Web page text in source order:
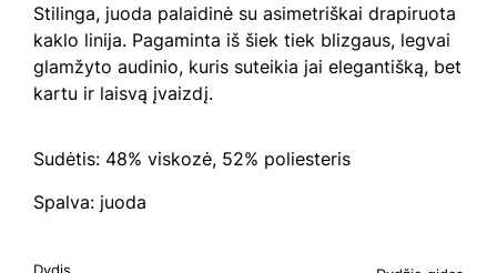
Stilinga, juoda palaidinė su asimetriškai drapiruota
kaklo linija. Pagaminta iš šiek tiek blizgaus, legvai
glamžyto audinio, kuris suteikia jai elegantišką, bet
kartu ir laisvą įvaizdį.
Sudėtis: 48% viskozė, 52% poliesteris
Spalva: juoda
Dydis